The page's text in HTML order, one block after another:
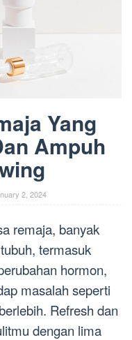
Yang
Ampuh
2, 2024
remaja, banyak
termasuk
hormon,
masalah seperti
Refresh dan
dengan lima